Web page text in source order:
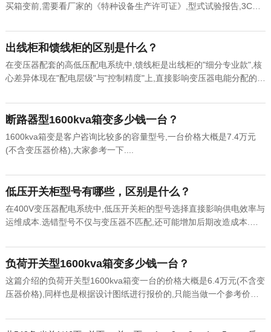
买箱变前,需要看厂家的《特种设备生产许可证》,型式试验报告,3C认
出线柜和馈线柜的区别是什么？
在变压器配套的高低压配电系统中,馈线柜是出线柜的"细分专业款",核
心差异体现在"配电层级"与"控制精度"上,直接影响变压器电能分配的效
断路器型1600kva箱变多少钱一台？
1600kva箱变是客户咨询比较多的容量型号,一台价格大概是7.4万元
(不含变压器价格),大家参考一下....
低压开关柜型号有哪些，区别是什么？
在400V变压器配电系统中,低压开关柜的型号选择直接影响供电效率与
运维成本.选错型号不仅与变压器不匹配,还可能增加后期改造成本.低
容量与场景需求精准匹配....
负荷开关型1600kva箱变多少钱一台？
这篇介绍的负荷开关型1600kva箱变一台的价格大概是6.4万元(不含变
压器价格),同样也是根据设计图纸进行报价的,只能当做一个参考价格,